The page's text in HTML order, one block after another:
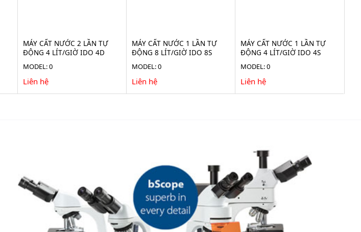
MÁY CẤT NƯỚC 2 LẦN TỰ
ĐỘNG 4 LÍT/GIỜ IDO 4D
MODEL: 0
Liên hệ
MÁY CẤT NƯỚC 1 LẦN TỰ
ĐỘNG 8 LÍT/GIỜ IDO 8S
MODEL: 0
Liên hệ
MÁY CẤT NƯỚC 1 LẦN TỰ
ĐỘNG 4 LÍT/GIỜ IDO 4S
MODEL: 0
Liên hệ